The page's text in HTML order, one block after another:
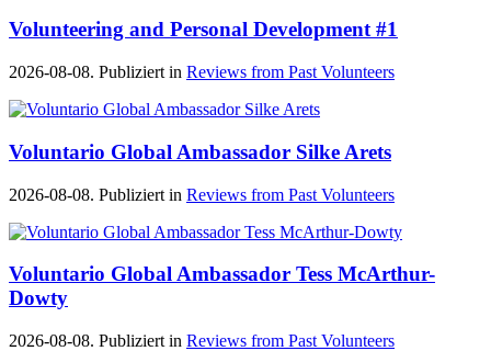
Volunteering and Personal Development #1
2026-08-08. Publiziert in Reviews from Past Volunteers
Voluntario Global Ambassador Silke Arets
2026-08-08. Publiziert in Reviews from Past Volunteers
Voluntario Global Ambassador Tess McArthur-
Dowty
2026-08-08. Publiziert in Reviews from Past Volunteers